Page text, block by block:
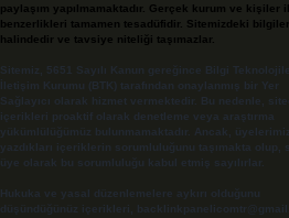
paylaşım yapılmamaktadır. Gerçek kurum ve kişiler
benzerlikleri tamamen tesadüfidir. Sitemizdeki
halindedir ve tavsiye niteliği taşımazlar.
Sitemiz, 5651 Sayılı Kanun gereğince Bilgi
İletişim Kurumu (BTK) tarafından onaylanmış bir Yer
Sağlayıcı olarak hizmet vermektedir. Bu nedenle,
içerikleri proaktif olarak denetleme veya araştırma
yükümlülüğümüz bulunmamaktadır. Ancak, üyelerimiz
yazdıkları içeriklerin sorumluluğunu taşımakta olup,
üye olarak bu sorumluluğu kabul etmiş sayılırlar.
Hukuka ve yasal düzenlemelere aykırı olduğunu
düşündüğünüz içerikleri,